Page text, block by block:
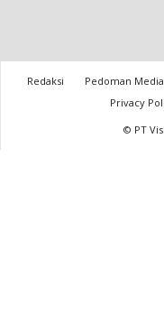
Redaksi Pedoman
Privacy
© PT